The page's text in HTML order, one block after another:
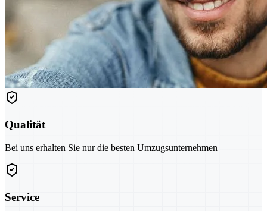
Qualität
Bei uns erhalten Sie nur die besten Umzugsunternehmen
Service